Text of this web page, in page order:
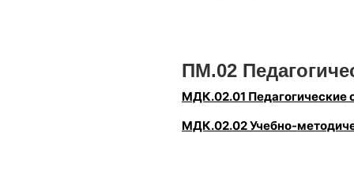
ПМ.02
МДК.02.01 Педагогические
МДК.02.02 Учебно-